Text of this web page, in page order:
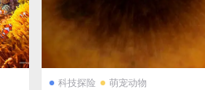
科技探险 萌宠动物